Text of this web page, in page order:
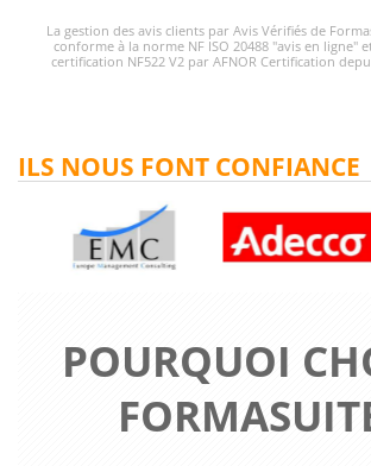
La gestion des avis clients par Avis Vérifiés de
conforme à la norme NF ISO 20488 "avis en ligne"
certification NF522 V2 par AFNOR Certification
POURQUOI
ILS NOUS FONT CONFIANCE